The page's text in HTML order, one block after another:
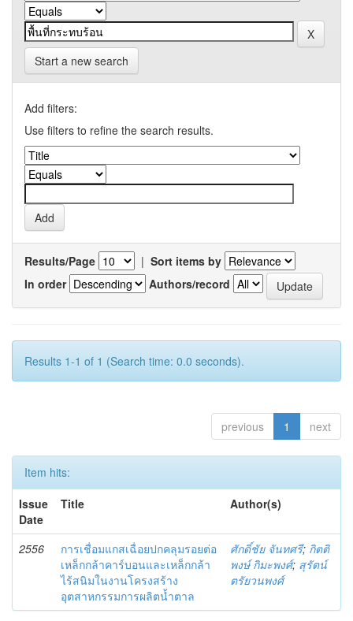
Start a new search
Add filters:
Use filters to refine the search results.
Results/Page | Sort items by
In order
Authors/record
Results 1-1 of 1 (Search time: 0.0 seconds).
previous 1 next
Item hits:
Issue
Date
Title Author(s)
2556
การเชื่อมแกสเฉื่อยปกคลุมรอยต่อ
เหล็กกล้าคาร์บอนและเหล็กกล้า
ไร้สนิมในงานโครงสร้าง
อุตสาหกรรมการผลิตน้ำตาล
ศักดิ์ชัย จันทศรี; กิตติ
พงษ์ กิมะพงศ์; สุรัตน์
ตรัยวนพงศ์